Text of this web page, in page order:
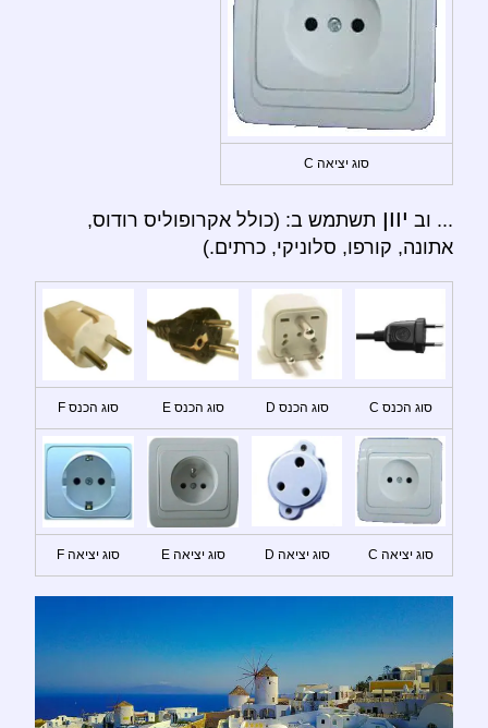
סוג יציאה C
... וב יוון תשתמש ב: (כולל אקרופוליס רודוס,
אתונה, קורפו, סלוניקי, כרתים.)
סוג הכנס C סוג הכנס D סוג הכנס E סוג הכנס F
סוג יציאה C סוג יציאה D סוג יציאה E סוג יציאה F